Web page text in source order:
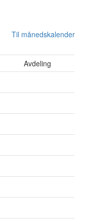
Til månedskalender
Avdeling